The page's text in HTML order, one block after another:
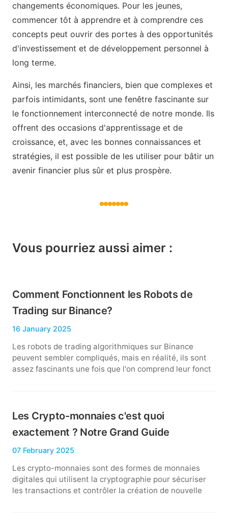
changements économiques. Pour les jeunes,
commencer tôt à apprendre et à comprendre ces
concepts peut ouvrir des portes à des opportunités
d'investissement et de développement personnel à
long terme.
Ainsi, les marchés financiers, bien que complexes et
parfois intimidants, sont une fenêtre fascinante sur
le fonctionnement interconnecté de notre monde. Ils
offrent des occasions d'apprentissage et de
croissance, et, avec les bonnes connaissances et
stratégies, il est possible de les utiliser pour bâtir un
avenir financier plus sûr et plus prospère.
Vous pourriez aussi aimer :
Comment Fonctionnent les Robots de
Trading sur Binance?
16 January 2025
Les robots de trading algorithmiques sur Binance
peuvent sembler compliqués, mais en réalité, ils sont
assez fascinants une fois que l'on comprend leur fonct
Les Crypto-monnaies c'est quoi
exactement ? Notre Grand Guide
07 February 2025
Les crypto-monnaies sont des formes de monnaies
digitales qui utilisent la cryptographie pour sécuriser
les transactions et contrôler la création de nouvelle